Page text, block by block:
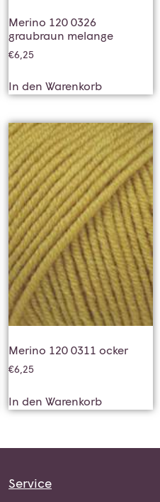
Merino 120 0326
graubraun melange
€6,25
In den Warenkorb
Merino 120 0311 ocker
€6,25
In den Warenkorb
Service